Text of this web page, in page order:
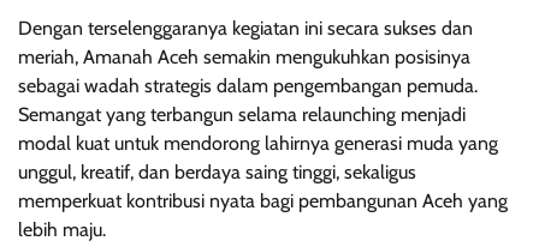
Dengan terselenggaranya kegiatan ini secara sukses dan
meriah, Amanah Aceh semakin mengukuhkan posisinya
sebagai wadah strategis dalam pengembangan pemuda.
Semangat yang terbangun selama relaunching menjadi
modal kuat untuk mendorong lahirnya generasi muda yang
unggul, kreatif, dan berdaya saing tinggi, sekaligus
memperkuat kontribusi nyata bagi pembangunan Aceh yang
lebih maju.